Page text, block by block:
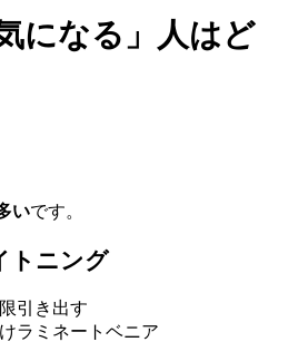
になる」人はど
いです。
トニング
引き出す
ラミネートベニア